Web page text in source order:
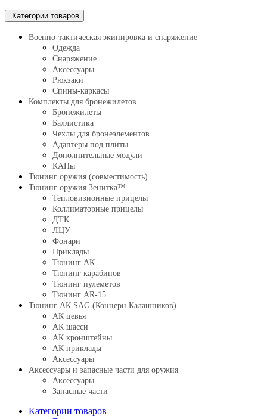
Категории товаров
Военно-тактическая экипировка и снаряжение
Одежда
Снаряжение
Аксессуары
Рюкзаки
Спины-каркасы
Комплекты для бронежилетов
Бронежилеты
Баллистика
Чехлы для бронеэлементов
Адаптеры под плиты
Дополнительные модули
КАПы
Тюнинг оружия (совместимость)
Тюнинг оружия Зенитка™
Тепловизионные прицелы
Коллиматорные прицелы
ДТК
ЛЦУ
Фонари
Приклады
Тюнинг АК
Тюнинг карабинов
Тюнинг пулеметов
Тюнинг AR-15
Тюнинг АК SAG (Концерн Калашников)
АК цевья
АК шасси
АК кронштейны
АК приклады
Аксессуары
Аксессуары и запасные части для оружия
Аксессуары
Запасные части
Категории товаров